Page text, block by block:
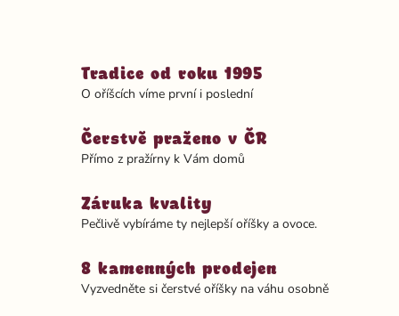
Tradice od roku 1995
O oříšcích víme první i poslední
Čerstvě praženo v ČR
Přímo z pražírny k Vám domů
Záruka kvality
Pečlivě vybíráme ty nejlepší oříšky a ovoce.
8 kamenných prodejen
Vyzvedněte si čerstvé oříšky na váhu osobně